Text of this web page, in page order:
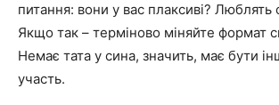
питання: вони у вас плаксиві? Люблять
Якщо так – терміново міняйте формат
Немає тата у сина, значить, має бути
участь.